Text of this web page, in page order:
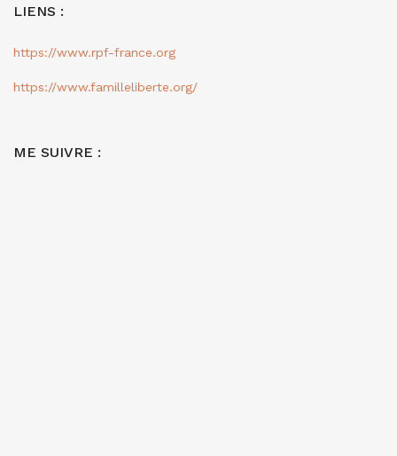
LIENS :
https://www.rpf-france.org
https://www.familleliberte.org/
ME SUIVRE :